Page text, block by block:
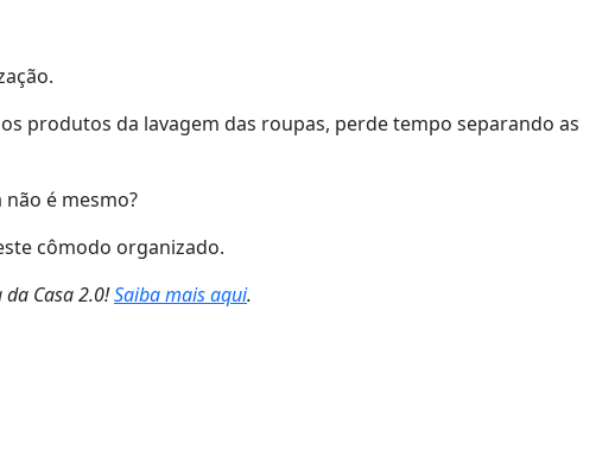
produtos da lavagem das roupas, perde tempo separando as
é mesmo?
cômodo organizado.
Casa 2.0!Saiba mais aqui.